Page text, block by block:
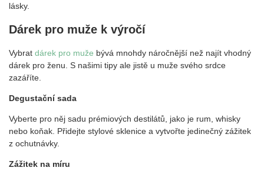
lásky.
Dárek pro muže k výročí
Vybrat dárek pro muže bývá mnohdy náročnější než najít vhodný
dárek pro ženu. S našimi tipy ale jistě u muže svého srdce
zazáříte.
Degustační sada
Vyberte pro něj sadu prémiových destilátů, jako je rum, whisky
nebo koňak. Přidejte stylové sklenice a vytvořte jedinečný zážitek
z ochutnávky.
Zážitek na míru